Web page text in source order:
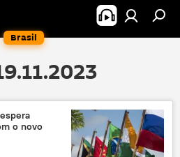
Brasil
o novo